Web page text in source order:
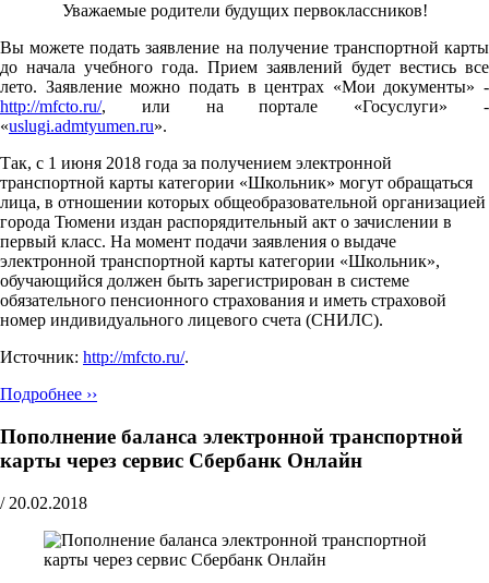
Уважаемые родители будущих первоклассников!
Вы можете подать заявление на получение транспортной карты
до начала учебного года. Прием заявлений будет вестись все
лето. Заявление можно подать в центрах «Мои документы» -
http://mfcto.ru/, или на портале «Госуслуги» -
«uslugi.admtyumen.ru».
Так, с 1 июня 2018 года за получением электронной
транспортной карты категории «Школьник» могут обращаться
лица, в отношении которых общеобразовательной организацией
города Тюмени издан распорядительный акт о зачислении в
первый класс. На момент подачи заявления о выдаче
электронной транспортной карты категории «Школьник»,
обучающийся должен быть зарегистрирован в системе
обязательного пенсионного страхования и иметь страховой
номер индивидуального лицевого счета (СНИЛС).
Источник: http://mfcto.ru/.
Подробнее ››
Пополнение баланса электронной транспортной
карты через сервис Сбербанк Онлайн
/ 20.02.2018